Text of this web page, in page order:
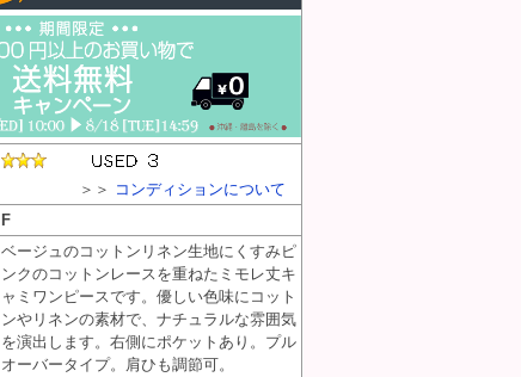
＞＞ コンディションについて
F
ベージュのコットンリネン生地にくすみピ
ンクのコットンレースを重ねたミモレ丈キ
ャミワンピースです。優しい色味にコット
ンやリネンの素材で、ナチュラルな雰囲気
を演出します。右側にポケットあり。プル
オーバータイプ。肩ひも調節可。